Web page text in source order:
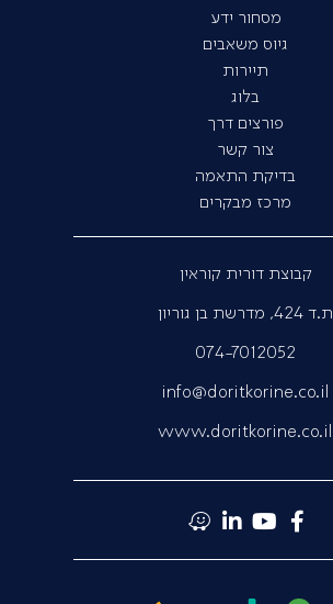
מסחור ידע
גיוס משאבים
תיירות
בלוג
פורצים דרך
צור קשר
בדיקת התאמה
מרכז מבקרים
קבוצת דורית קוראין
ת.ד 424, מדרשת בן גוריון
074-7012052
info@doritkorine.co.il
www.doritkorine.co.il